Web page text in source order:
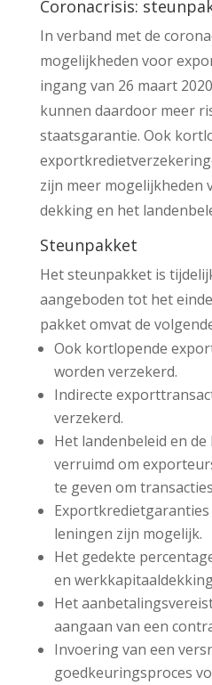
Coronacrisis:
In verband met de
mogelijkheden voor
ingang van 26 maart
kunnen daardoor meer
staatsgarantie. Ook
zijn meer mogelijkheden
dekking en het
Steunpakket
Het steunpakket is
aangeboden tot het
pakket omvat de
Ook kortlopende
worden verzekerd.
Indirecte
verzekerd.
Het landenbeleid en
verruimd om
te geven om
leningen zijn mogelijk.
Het gedekte
en
Het
aangaan van een
Invoering van een
goedkeuringsproces